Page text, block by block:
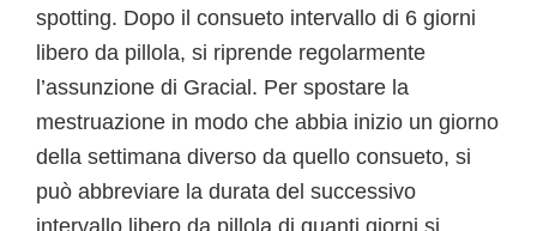
spotting. Dopo il consueto intervallo di 6 giorni
libero da pillola, si riprende regolarmente
l’assunzione di Gracial. Per spostare la
mestruazione in modo che abbia inizio un giorno
della settimana diverso da quello consueto, si
può abbreviare la durata del successivo
intervallo libero da pillola di quanti giorni si